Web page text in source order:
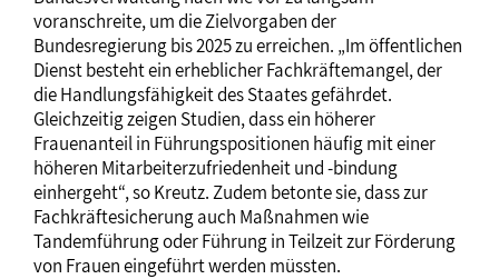
voranschreite, um die Zielvorgaben der
Bundesregierung bis 2025 zu erreichen. „Im öffentlichen
Dienst besteht ein erheblicher Fachkräftemangel, der
die Handlungsfähigkeit des Staates gefährdet.
Gleichzeitig zeigen Studien, dass ein höherer
Frauenanteil in Führungspositionen häufig mit einer
höheren Mitarbeiterzufriedenheit und -bindung
einhergeht“, so Kreutz. Zudem betonte sie, dass zur
Fachkräftesicherung auch Maßnahmen wie
Tandemführung oder Führung in Teilzeit zur Förderung
von Frauen eingeführt werden müssten.